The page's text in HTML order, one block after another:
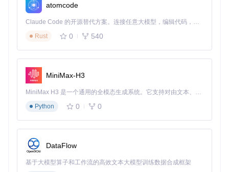
atomcode
Claude Code 的开源替代方案。连接任意大模型，编辑代码，运行命令，自动验证 — 全自动执行。用 Rust 构建，极致性能。 ｜ An open-source alternative to Claude Code. Connect any LLM, edit code, run commands, and verify changes — autonomously. Built in Rust for speed. Get Started
Rust
0 540
MiniMax-H3
MiniMax H3 是一个通用的全模态生成系统。它支持对由文本、图像、视频和音频组成的多模态上下文进行统一理解，并能生成分辨率高达 2K、时长可达 15 秒的带原生立体声音频的视频。得益于面向任务泛化的系统设计，H3 在预训练阶段就已具备广泛的多模态上下文理解与生成能力，能够出色地执行复杂的多模态指令。
Python
0 0
DataFlow
基于大模型算子和工作流的高效文本大模型训练数据合成框架